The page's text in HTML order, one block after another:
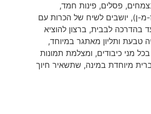
פסלים, פינות חמד,
מ-ן), יושבים לשיח של הכרות עם
בהדרכה לבבית, ברצון להוציא
טבעת ותליון מאתגר במיוחד,
מני כיבודים, ומצלמת תמונות
מיוחדת במינה, שתשאיר חיוך